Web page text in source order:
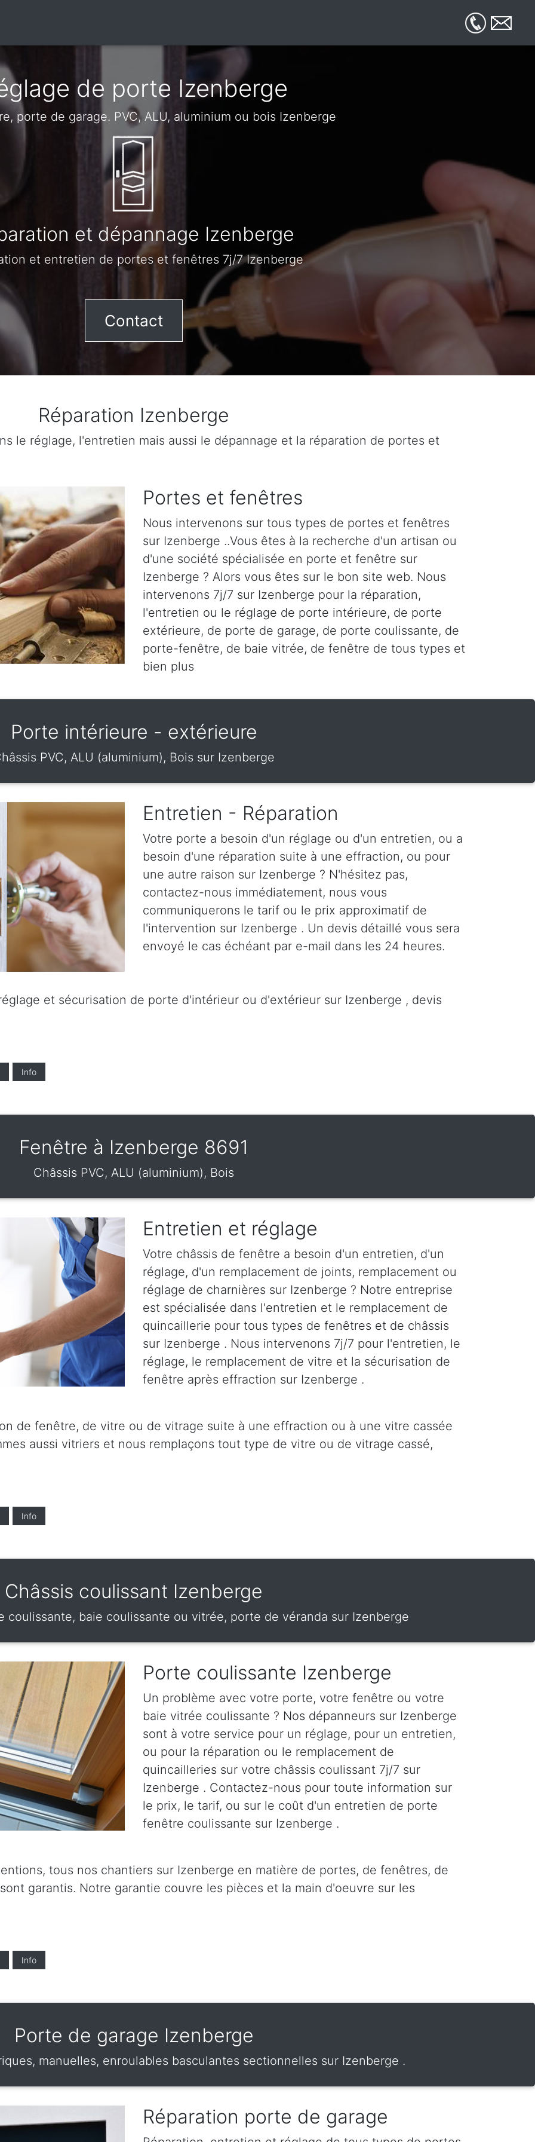
de porte Izenberge
porte de garage. PVC, ALU, aluminium ou bois Izenberge
et dépannage Izenberge
et entretien de portes et fenêtres 7j/7 Izenberge
Contact
Réparation Izenberge
le réglage, l'entretien mais aussi le dépannage et la réparation de portes et
Portes et fenêtres
Nous intervenons sur tous types de portes et fenêtres
sur Izenberge ..Vous êtes à la recherche d'un artisan ou
d'une société spécialisée en porte et fenêtre sur
Izenberge ? Alors vous êtes sur le bon site web. Nous
intervenons 7j/7 sur Izenberge pour la réparation,
l'entretien ou le réglage de porte intérieure, de porte
extérieure, de porte de garage, de porte coulissante, de
porte-fenêtre, de baie vitrée, de fenêtre de tous types et
bien plus
Porte intérieure - extérieure
PVC, ALU (aluminium), Bois sur Izenberge
Entretien - Réparation
Votre porte a besoin d'un réglage ou d'un entretien, ou a
besoin d'une réparation suite à une effraction, ou pour
une autre raison sur Izenberge ? N'hésitez pas,
contactez-nous immédiatement, nous vous
communiquerons le tarif ou le prix approximatif de
l'intervention sur Izenberge . Un devis détaillé vous sera
envoyé le cas échéant par e-mail dans les 24 heures.
et sécurisation de porte d'intérieur ou d'extérieur sur Izenberge , devis
Info
Fenêtre à Izenberge 8691
Châssis PVC, ALU (aluminium), Bois
Entretien et réglage
Votre châssis de fenêtre a besoin d'un entretien, d'un
réglage, d'un remplacement de joints, remplacement ou
réglage de charnières sur Izenberge ? Notre entreprise
est spécialisée dans l'entretien et le remplacement de
quincaillerie pour tous types de fenêtres et de châssis
sur Izenberge . Nous intervenons 7j/7 pour l'entretien, le
réglage, le remplacement de vitre et la sécurisation de
fenêtre après effraction sur Izenberge .
de fenêtre, de vitre ou de vitrage suite à une effraction ou à une vitre cassée
aussi vitriers et nous remplaçons tout type de vitre ou de vitrage cassé,
Info
Châssis coulissant Izenberge
coulissante, baie coulissante ou vitrée, porte de véranda sur Izenberge
Porte coulissante Izenberge
Un problème avec votre porte, votre fenêtre ou votre
baie vitrée coulissante ? Nos dépanneurs sur Izenberge
sont à votre service pour un réglage, pour un entretien,
ou pour la réparation ou le remplacement de
quincailleries sur votre châssis coulissant 7j/7 sur
Izenberge . Contactez-nous pour toute information sur
le prix, le tarif, ou sur le coût d'un entretien de porte
fenêtre coulissante sur Izenberge .
tous nos chantiers sur Izenberge en matière de portes, de fenêtres, de
garantis. Notre garantie couvre les pièces et la main d'oeuvre sur les
Info
Porte de garage Izenberge
manuelles, enroulables basculantes sectionnelles sur Izenberge .
Réparation porte de garage